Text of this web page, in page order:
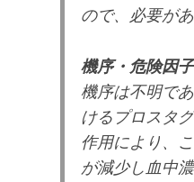
ので、必要が
機序・危険因子
機序は不明で
けるプロスタ
作用により、
が減少し血中